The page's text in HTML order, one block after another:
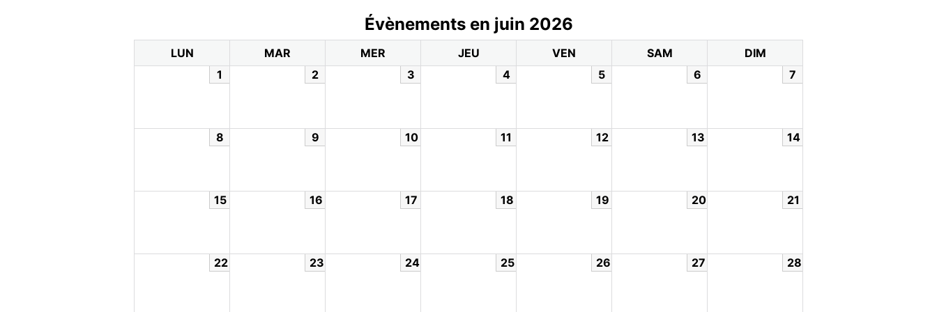
Évènements en juin 2026
LUN MAR MER JEU VEN SAM
DIM
1
2 3 4 5 6 7
8 9 10 11 12 13 14
15 16 17 18 19 20 21
22 23 24 25 26 27 28